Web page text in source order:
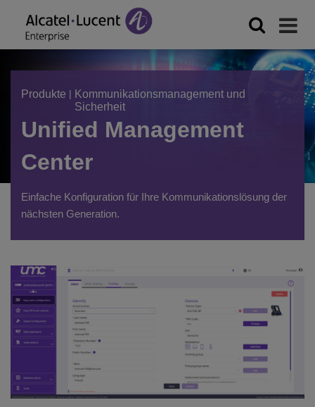
Produkte | Kommunikationsmanagement und
Sicherheit
Unified Management
Center
Einfache Konfiguration für Ihre Kommunikationslösung der
nächsten Generation.